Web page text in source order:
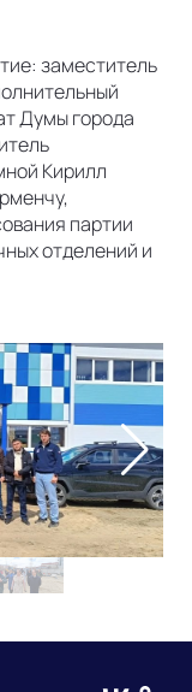
заместитель
Думы города
Кирилл
партии
отделений и